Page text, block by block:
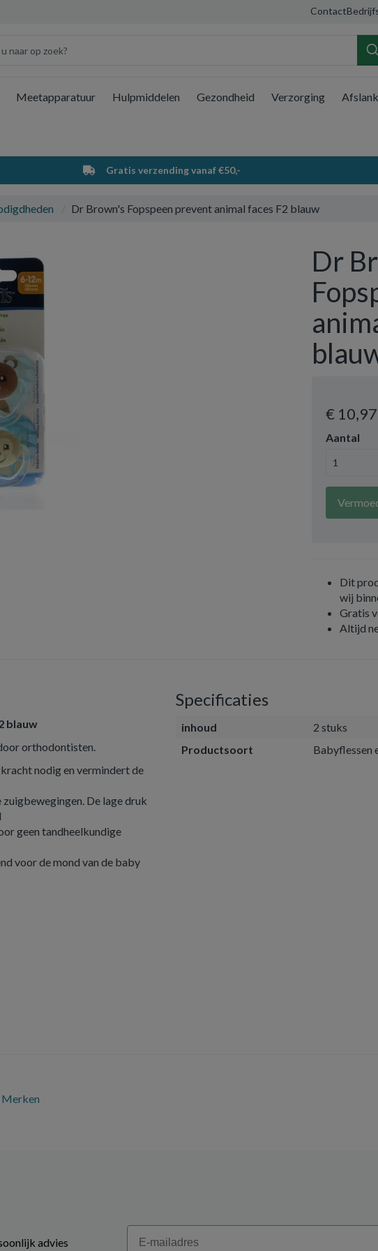
Contact
Uw
Meetapparatuur Hulpmiddelen Gezondheid Verzorging
Gratis verzending vanaf €50,-
Dr Brown's Fopspeen prevent animal faces F2 blauw
Dr
€ 10,97
Aantal
Dit
wij
Gratis
Altijd
blauw
orthodontisten.
nodig en vermindert de
De lage druk
geen tandheelkundige
voor de mond van de baby
Specificaties
inhoud
2 stuks
Productsoort
Babyflessen
Merken
advies
Email